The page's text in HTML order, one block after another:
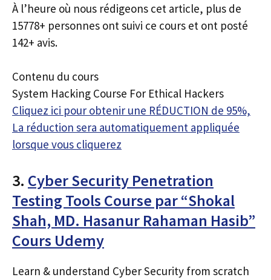
À l’heure où nous rédigeons cet article, plus de
15778+ personnes ont suivi ce cours et ont posté
142+ avis.
Contenu du cours
System Hacking Course For Ethical Hackers
Cliquez ici pour obtenir une RÉDUCTION de 95%,
La réduction sera automatiquement appliquée
lorsque vous cliquerez
3. Cyber Security Penetration
Testing Tools Course par “Shokal
Shah, MD. Hasanur Rahaman Hasib”
Cours Udemy
Learn & understand Cyber Security from scratch